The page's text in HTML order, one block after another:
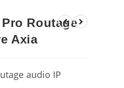
Routage
Axia
audio IP